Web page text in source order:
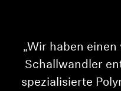
„Wir haben
Schallwandler
spezialisierte